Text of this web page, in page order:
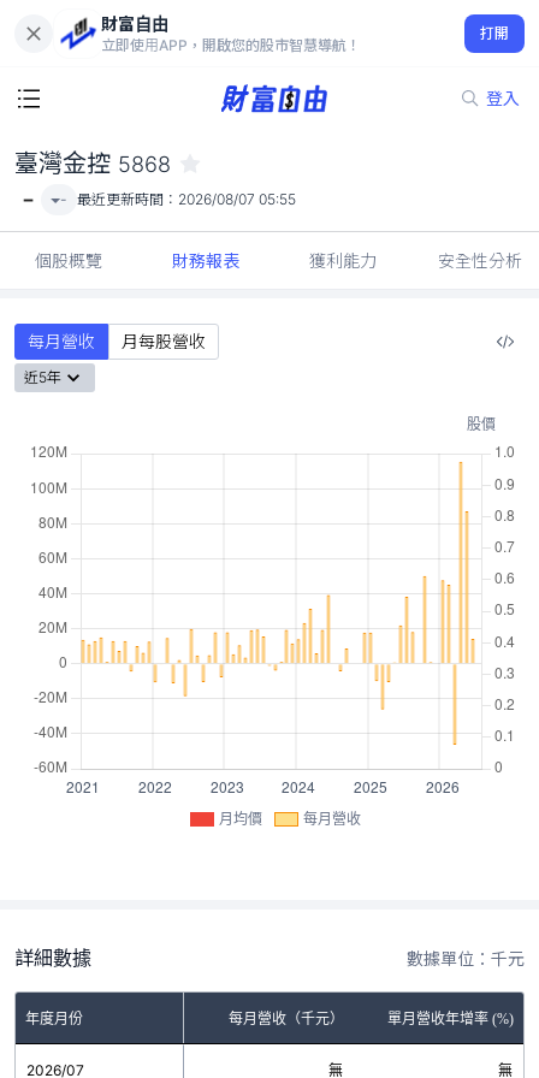
財富自由
立即使用APP，開啟您的股市智慧導航！
打開
登入
-
臺灣金控 5868
- - 最近更新時間： 2026/08/07 05:55
個股概覽 財務報表 獲利能力 安全性分析
每月營收 月每股營收
近5年
月均價 每月營收
詳細數據 數據單位：千元
年度月份 每月營收（千元） 單月營收年增率 (%)
2026/07 無 無